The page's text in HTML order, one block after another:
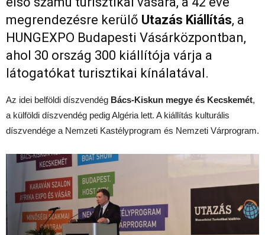
megrendezésre kerülő Utazás Kiállítás, a
HUNGEXPO Budapesti Vásárközpontban,
ahol 30 ország 300 kiállítója várja a
látogatókat turisztikai kínálatával.
Az idei belföldi díszvendég Bács-Kiskun megye és Kecskemét,
a külföldi díszvendég pedig Algéria lett. A kiállítás kulturális
díszvendége a Nemzeti Kastélyprogram és Nemzeti Várprogram.